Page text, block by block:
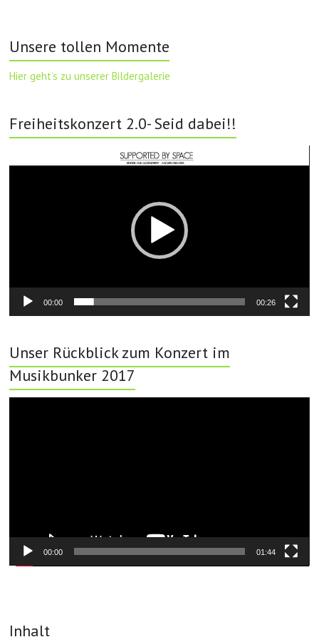
Unsere tollen Momente
Hier geht’s zu unserer Bildergalerie
Freiheitskonzert 2.0- Seid dabei!!
Player
00:00 00:26
Unser Rückblick zum Konzert im
Musikbunker 2017
00:00 01:44
Inhalt